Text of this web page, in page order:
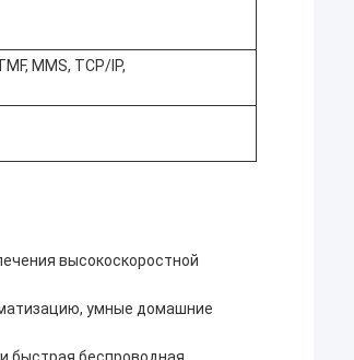
MMS, TCP/IP,
высокоскоростной
умные домашние